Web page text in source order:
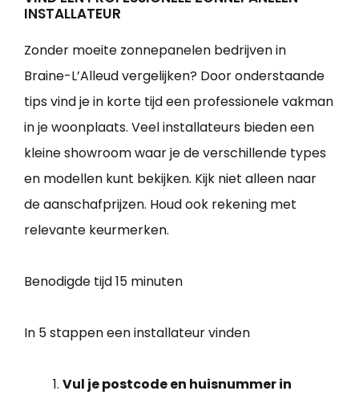
INSTALLATEUR
Zonder moeite zonnepanelen bedrijven in
Braine-L’Alleud vergelijken? Door onderstaande
tips vind je in korte tijd een professionele vakman
in je woonplaats. Veel installateurs bieden een
kleine showroom waar je de verschillende types
en modellen kunt bekijken. Kijk niet alleen naar
de aanschafprijzen. Houd ook rekening met
relevante keurmerken.
Benodigde tijd15 minuten
In 5 stappen een installateur vinden
Vul je postcode en huisnummer in